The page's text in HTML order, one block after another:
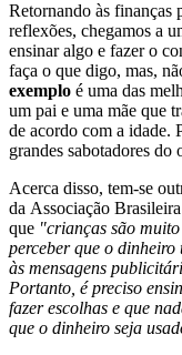
Retornando às finanças
reflexões, chegamos a
ensinar algo e fazer o
faça o que digo, mas,
exemplo é uma das
um pai e uma mãe que
de acordo com a idade.
grandes sabotadores do
Acerca disso, tem-se
da Associação
que "crianças são
perceber que o dinheiro
às mensagens
Portanto, é preciso
fazer escolhas e que
que o dinheiro seja